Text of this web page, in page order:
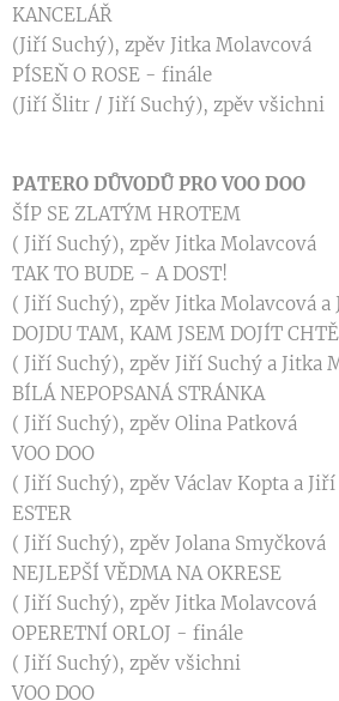
KANCELÁŘ
(Jiří Suchý), zpěv Jitka Molavcová
PÍSEŇ O ROSE - finále
(Jiří Šlitr / Jiří Suchý), zpěv všichni
PATERO DŮVODŮ PRO VOO DOO
ŠÍP SE ZLATÝM HROTEM
( Jiří Suchý), zpěv Jitka Molavcová
TAK TO BUDE - A DOST!
( Jiří Suchý), zpěv Jitka Molavcová a
DOJDU TAM, KAM JSEM DOJÍT
( Jiří Suchý), zpěv Jiří Suchý a Jitka
BÍLÁ NEPOPSANÁ STRÁNKA
( Jiří Suchý), zpěv Olina Patková
VOO DOO
( Jiří Suchý), zpěv Václav Kopta a
ESTER
( Jiří Suchý), zpěv Jolana Smyčková
NEJLEPŠÍ VĚDMA NA OKRESE
( Jiří Suchý), zpěv Jitka Molavcová
OPERETNÍ ORLOJ - finále
( Jiří Suchý), zpěv všichni
VOO DOO